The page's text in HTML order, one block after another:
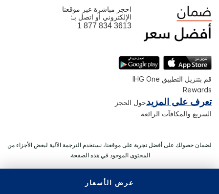
عرض الأسعار
احجز مباشرة عبر موقعنا
الإلكتروني أو اتصل بـ:
1 877 834 3613
قم بتنزيل التطبيق IHG One
Rewards
تعرف على المزيدحول الحجز
السريع والمكافآت الرائعة
لضمان حصولك على أفضل تجربة على موقعنا، نستخدم الترجمة الآلية لبعض الأجزاء من
المحتوى الموجود في هذه الصفحة.
© 2026 IHG. ‫جميع الحقوق محفوظة.‬ معظم الفنادق مملوكة ويتم